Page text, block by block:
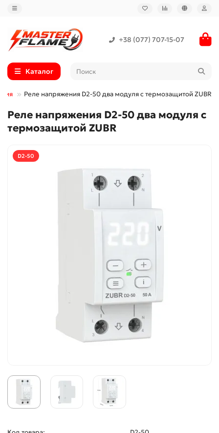
+38 (077) 707-15-07
Каталог
Реле напряжения D2-50 два модуля с термозащитой ZUBR
Реле напряжения D2-50 два модуля с
термозащитой ZUBR
D2-50